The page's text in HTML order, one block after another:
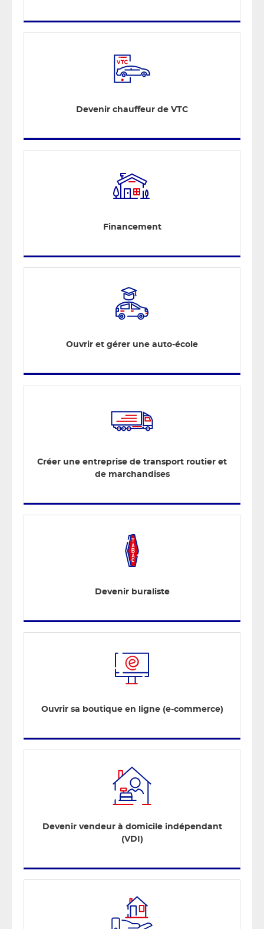
Devenir chauffeur de VTC
Financement
Ouvrir et gérer une auto-école
Créer une entreprise de transport routier et
de marchandises
Devenir buraliste
Ouvrir sa boutique en ligne (e-commerce)
Devenir vendeur à domicile indépendant
(VDI)